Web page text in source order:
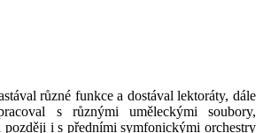
různé funkce a dostával lektoráty, dále
s různými uměleckými soubory,
později i s předními symfonickými orchestry